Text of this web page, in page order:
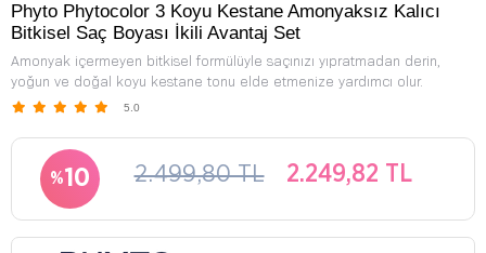
Phyto Phytocolor 3 Koyu Kestane Amonyaksız Kalıcı
Bitkisel Saç Boyası İkili Avantaj Set
Amonyak içermeyen bitkisel formülüyle saçınızı yıpratmadan derin,
yoğun ve doğal koyu kestane tonu elde etmenize yardımcı olur.
5.0
10 2.499,80 TL 2.249,82 TL